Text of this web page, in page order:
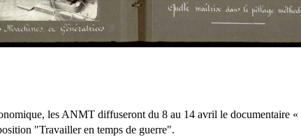
les ANMT diffuseront du 8 au 14 avril le documentaire «
"Travailler en temps de guerre".